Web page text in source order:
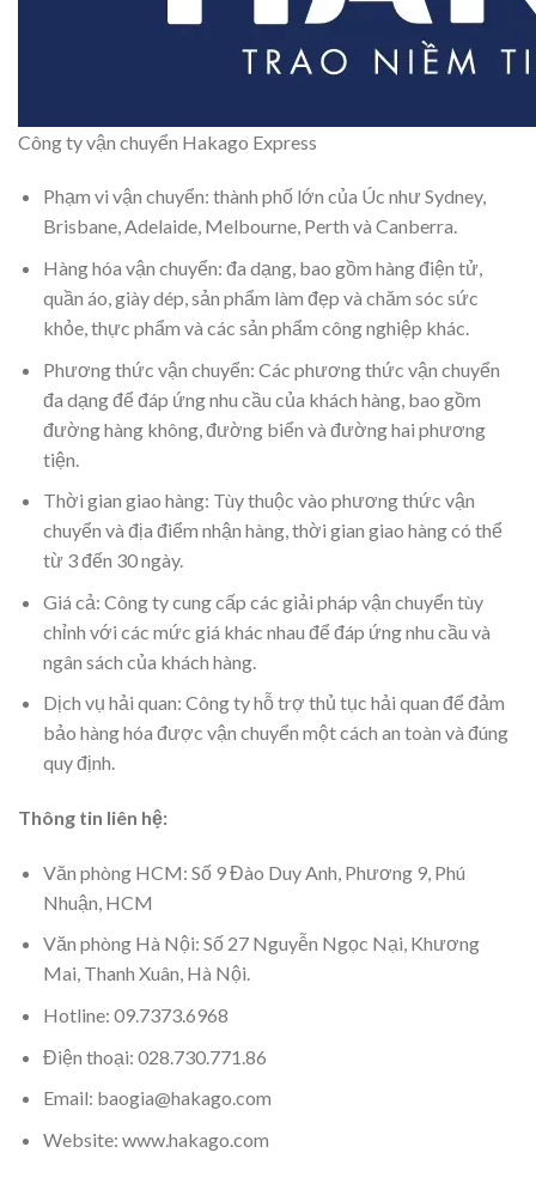
Công ty vận chuyển Hakago Express
Phạm vi vận chuyển: thành phố lớn của Úc như Sydney,
Brisbane, Adelaide, Melbourne, Perth và Canberra.
Hàng hóa vận chuyển: đa dạng, bao gồm hàng điện tử,
quần áo, giày dép, sản phẩm làm đẹp và chăm sóc sức
khỏe, thực phẩm và các sản phẩm công nghiệp khác.
Phương thức vận chuyển: Các phương thức vận chuyển
đa dạng để đáp ứng nhu cầu của khách hàng, bao gồm
đường hàng không, đường biển và đường hai phương
tiện.
Thời gian giao hàng: Tùy thuộc vào phương thức vận
chuyển và địa điểm nhận hàng, thời gian giao hàng có thể
từ 3 đến 30 ngày.
Giá cả: Công ty cung cấp các giải pháp vận chuyển tùy
chỉnh với các mức giá khác nhau để đáp ứng nhu cầu và
ngân sách của khách hàng.
Dịch vụ hải quan: Công ty hỗ trợ thủ tục hải quan để đảm
bảo hàng hóa được vận chuyển một cách an toàn và đúng
quy định.
Thông tin liên hệ:
Văn phòng HCM: Số 9 Đào Duy Anh, Phương 9, Phú
Nhuận, HCM
Văn phòng Hà Nội: Số 27 Nguyễn Ngọc Nại, Khương
Mai, Thanh Xuân, Hà Nội.
Hotline: 09.7373.6968
Điện thoại: 028.730.771.86
Email: baogia@hakago.com
Website: www.hakago.com